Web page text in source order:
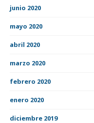
junio 2020
mayo 2020
abril 2020
marzo 2020
febrero 2020
enero 2020
diciembre 2019